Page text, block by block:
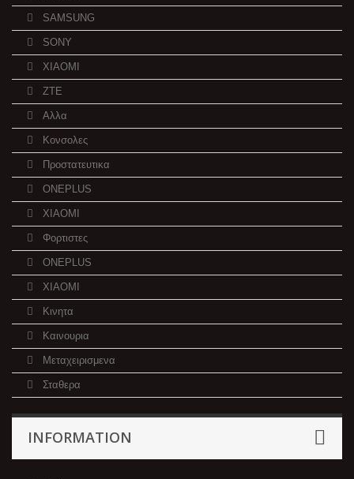
SAMSUNG
SONY
XIAOMI
ZTE
Αλλα
Κονσολες
Προστατευτικα
ONEPLUS
XIAOMI
Φορτιστες
ONEPLUS
XIAOMI
Κινητα
Καινουρια
Μεταχειρισμενα
Σταθερα
INFORMATION